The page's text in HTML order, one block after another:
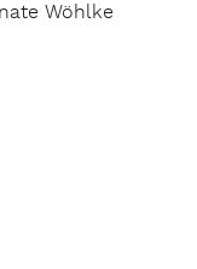
Wöhlke